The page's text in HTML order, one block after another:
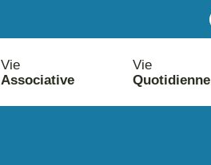
Vie
Associative
Vie
Quotidienne